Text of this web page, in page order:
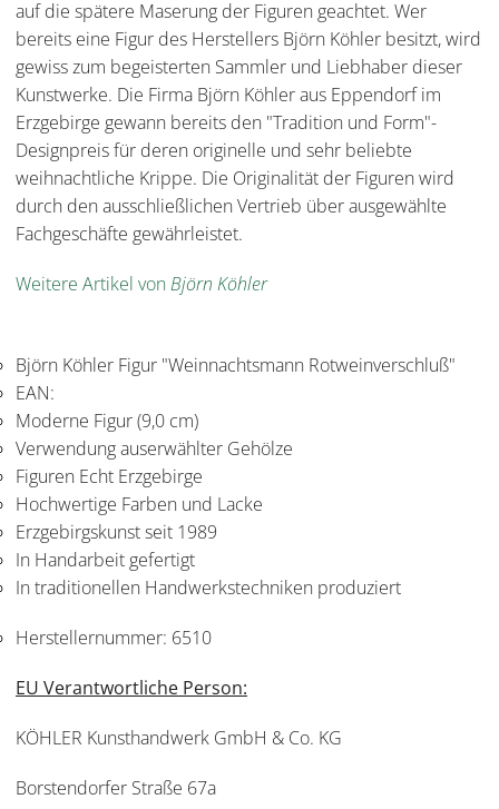
auf die spätere Maserung der Figuren geachtet. Wer
bereits eine Figur des Herstellers Björn Köhler besitzt, wird
gewiss zum begeisterten Sammler und Liebhaber dieser
Kunstwerke. Die Firma Björn Köhler aus Eppendorf im
Erzgebirge gewann bereits den "Tradition und Form"-
Designpreis für deren originelle und sehr beliebte
weihnachtliche Krippe. Die Originalität der Figuren wird
durch den ausschließlichen Vertrieb über ausgewählte
Fachgeschäfte gewährleistet.
Weitere Artikel vonBjörn Köhler
Björn Köhler Figur "Weinnachtsmann Rotweinverschluß"
EAN:
Moderne Figur (9,0 cm)
Verwendung auserwählter Gehölze
Figuren Echt Erzgebirge
Hochwertige Farben und Lacke
Erzgebirgskunst seit 1989
In Handarbeit gefertigt
In traditionellen Handwerkstechniken produziert
Herstellernummer: 6510
EU Verantwortliche Person:
KÖHLER Kunsthandwerk GmbH & Co. KG
Borstendorfer Straße 67a